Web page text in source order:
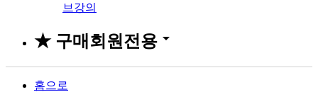
브강의
★ 구매회원전용 arrow_drop_down
홈으로